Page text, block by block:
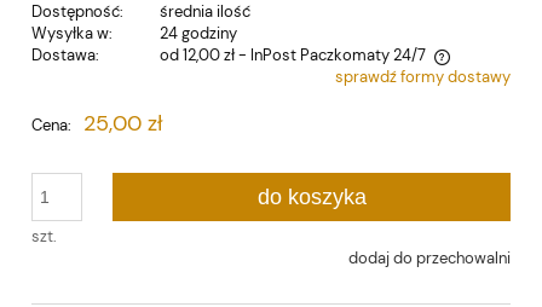
Dostępność:
średnia ilość
Wysyłka w:
24 godziny
Dostawa:
od 12,00 zł - InPost Paczkomaty 24/7
Cena nie zawiera ewentualnych kosztów płatnościsprawdź formy dostawy
Cena: 25,00 zł
szt.
do koszyka
dodaj do przechowalni